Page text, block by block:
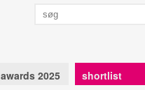
awards 2025 shortlist